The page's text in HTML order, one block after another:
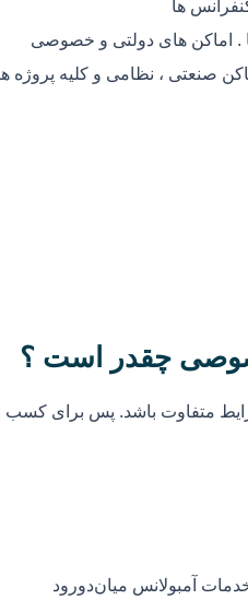
ها
. اماکن های دولتی و خصوصی
صنعتی ، نظامی و کلیه پروژه
خصوصی چقدر است ؟
متفاوت باشد. پس برای کسب
آمبولانس میان‌دورود